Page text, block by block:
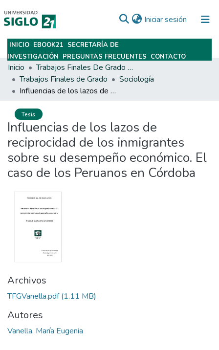
Iniciar sesión (current)
Subir
INICIO EBOOK21 SECRETARÍA DE
INVESTIGACIÓN PREGUNTAS FRECUENTES CONTACTO
Inicio
Trabajos Finales De Grado Y Posgrado
Trabajos Finales de Grado
Sociología
Influencias de los lazos de reciprocidad de los inmigrantes sobre su desempeño económico. El caso de los Peruanos en Córdoba
Tesis
Influencias de los lazos de
reciprocidad de los inmigrantes
sobre su desempeño económico. El
caso de los Peruanos en Córdoba
Archivos
TFGVanella.pdf(1.11 MB)
Autores
Vanella, María Eugenia